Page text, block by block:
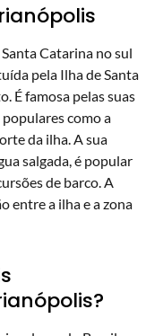
Catarina no sul
pela Ilha de Santa
É famosa pelas suas
como a
da ilha. A sua
salgada, é popular
de barco. A
entre a ilha e a zona